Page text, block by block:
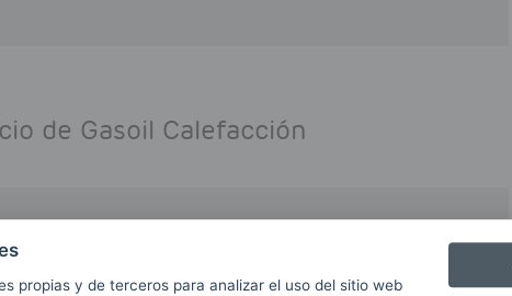
de Gasoil Calefacción
precio de Gasoil Calefacción en la provincia
las molestias.
propias y de terceros para analizar el uso del sitio web